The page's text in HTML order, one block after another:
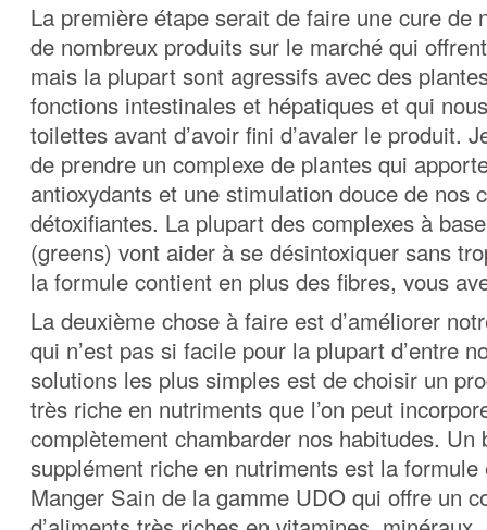
La première étape serait de faire une cure de
de nombreux produits sur le marché qui
mais la plupart sont agressifs avec des
fonctions intestinales et hépatiques et qui
toilettes avant d’avoir fini d’avaler le produit.
de prendre un complexe de plantes qui
antioxydants et une stimulation douce de nos
détoxifiantes. La plupart des complexes à
(greens) vont aider à se désintoxiquer sans
la formule contient en plus des fibres, vous
La deuxième chose à faire est d’améliorer
qui n’est pas si facile pour la plupart d’entre
solutions les plus simples est de choisir un
très riche en nutriments que l’on peut
complètement chambarder nos habitudes. Un
supplément riche en nutriments est la
Manger Sain de la gamme UDO qui offre un